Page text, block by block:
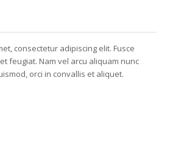
consectetur adipiscing elit. Fusce
feugiat. Nam vel arcu aliquam nunc
orci in convallis et aliquet.